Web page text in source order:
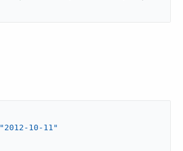
"2012-10-11"